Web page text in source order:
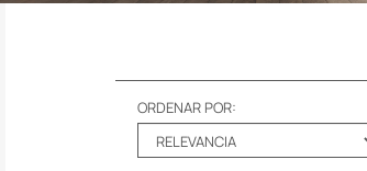
ORDENAR POR: